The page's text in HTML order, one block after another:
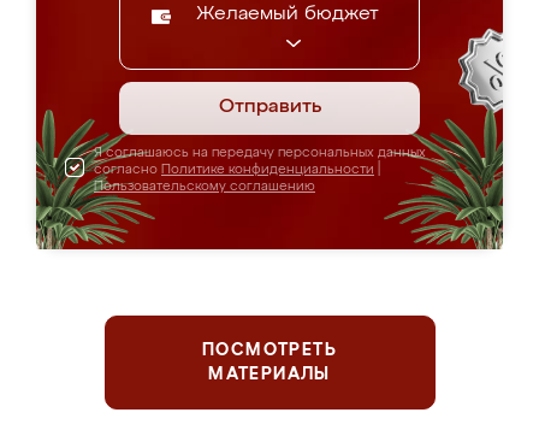
Желаемый бюджет
Отправить
Я соглашаюсь на передачу персональных данных
согласно Политике конфиденциальности
Пользовательскому соглашению
ПОСМОТРЕТЬ
МАТЕРИАЛЫ